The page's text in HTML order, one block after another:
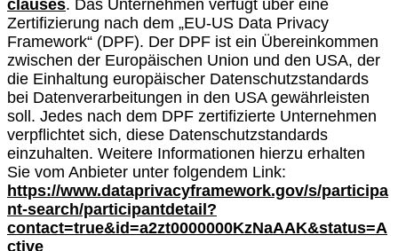
clauses. Das Unternehmen verfügt über eine
Zertifizierung nach dem „EU-US Data Privacy
Framework“ (DPF). Der DPF ist ein Übereinkommen
zwischen der Europäischen Union und den USA, der
die Einhaltung europäischer Datenschutzstandards
bei Datenverarbeitungen in den USA gewährleisten
soll. Jedes nach dem DPF zertifizierte Unternehmen
verpflichtet sich, diese Datenschutzstandards
einzuhalten. Weitere Informationen hierzu erhalten
Sie vom Anbieter unter folgendem Link:
https://www.dataprivacyframework.gov/s/participa
nt-search/participantdetail?
contact=true&id=a2zt0000000KzNaAAK&status=A
ctive